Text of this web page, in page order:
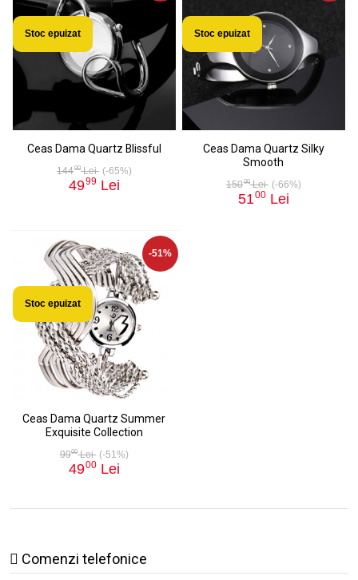
Stoc epuizat
Ceas Dama Quartz Blissful
14400Lei (-65%)
4999 Lei
Stoc epuizat
Ceas Dama Quartz Silky
Smooth
15000Lei (-66%)
5100 Lei
-51%
Stoc epuizat
Ceas Dama Quartz Summer
Exquisite Collection
9900Lei (-51%)
4900 Lei
Comenzi telefonice